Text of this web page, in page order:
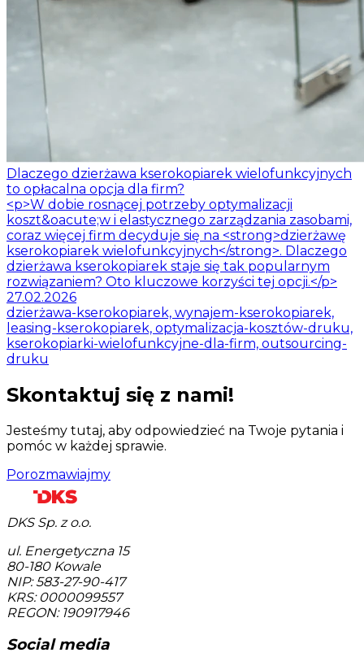
Dlaczego dzierżawa kserokopiarek wielofunkcyjnych
to opłacalna opcja dla firm?
<p>W dobie rosnącej potrzeby optymalizacji
koszt&oacute;w i elastycznego zarządzania zasobami,
coraz więcej firm decyduje się na <strong>dzierżawę
kserokopiarek wielofunkcyjnych</strong>. Dlaczego
dzierżawa kserokopiarek staje się tak popularnym
rozwiązaniem? Oto kluczowe korzyści tej opcji.</p>
27.02.2026
dzierżawa-kserokopiarek, wynajem-kserokopiarek,
leasing-kserokopiarek, optymalizacja-kosztów-druku,
kserokopiarki-wielofunkcyjne-dla-firm, outsourcing-
druku
Skontaktuj się z nami!
Jesteśmy tutaj, aby odpowiedzieć na Twoje pytania i
pomóc w każdej sprawie.
Porozmawiajmy
DKS Sp. z o.o.
ul. Energetyczna 15
80-180 Kowale
NIP: 583-27-90-417
KRS: 0000099557
REGON: 190917946
Social media